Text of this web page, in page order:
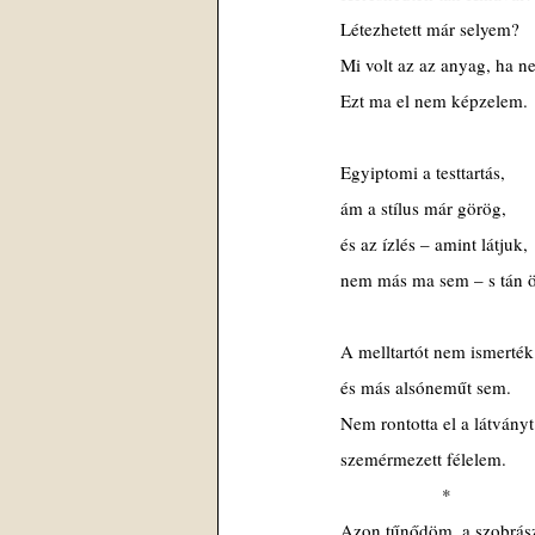
Létezhetett már selyem?
Mi volt az az anyag, ha
Ezt ma el nem képzelem.
Egyiptomi a testtartás,
ám a stílus már görög,
és az ízlés – amint látjuk,
nem más ma sem – s tán
A melltartót nem ismerték
és más alsóneműt sem.
Nem rontotta el a látványt
szemérmezett félelem.
*